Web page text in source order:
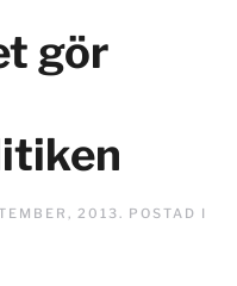
gör
2013. POSTAD I